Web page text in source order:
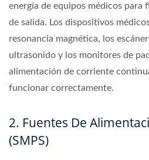
energía de equipos médicos para
de salida. Los dispositivos
resonancia magnética, los
ultrasonido y los monitores de
alimentación de corriente
funcionar correctamente.
2. Fuentes De
(SMPS)